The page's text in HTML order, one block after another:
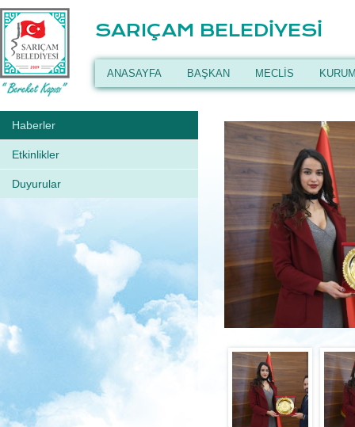
SARIÇAM BELEDİYESİ
ANASAYFA BAŞKAN MECLİS
Haberler
Etkinlikler
Duyurular